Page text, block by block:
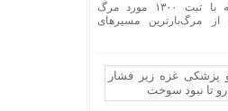
مسیر مهاجرتی مدیترانه با ثبت ۱۳۰۰ مورد مرگ
مرگ‌بارترین مسیر‌های